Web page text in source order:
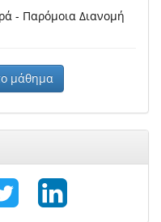
- Παρόμοια Διανομή
μάθημα